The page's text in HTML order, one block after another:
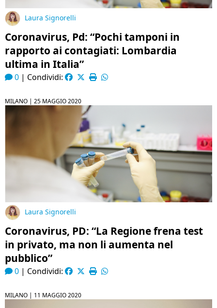
Laura Signorelli
Coronavirus, Pd: “Pochi tamponi in
rapporto ai contagiati: Lombardia
ultima in Italia”
0 | Condividi:
MILANO | 25 MAGGIO 2020
Laura Signorelli
Coronavirus, PD: “La Regione frena test
in privato, ma non li aumenta nel
pubblico”
0 | Condividi:
MILANO | 11 MAGGIO 2020